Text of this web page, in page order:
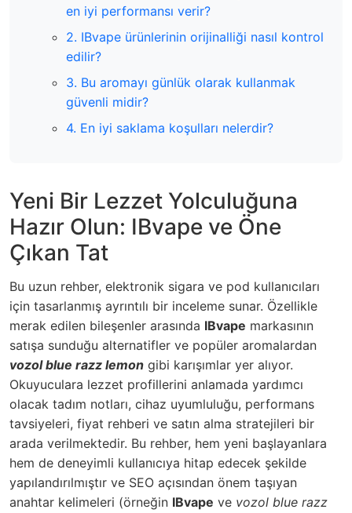
en iyi performansı verir?
2. IBvape ürünlerinin orijinalliği nasıl kontrol
edilir?
3. Bu aromayı günlük olarak kullanmak
güvenli midir?
4. En iyi saklama koşulları nelerdir?
Yeni Bir Lezzet Yolculuğuna
Hazır Olun: IBvape ve Öne
Çıkan Tat
Bu uzun rehber, elektronik sigara ve pod kullanıcıları
için tasarlanmış ayrıntılı bir inceleme sunar. Özellikle
merak edilen bileşenler arasında IBvape markasının
satışa sunduğu alternatifler ve popüler aromalardan
vozol blue razz lemon gibi karışımlar yer alıyor.
Okuyuculara lezzet profillerini anlamada yardımcı
olacak tadım notları, cihaz uyumluluğu, performans
tavsiyeleri, fiyat rehberi ve satın alma stratejileri bir
arada verilmektedir. Bu rehber, hem yeni başlayanlara
hem de deneyimli kullanıcıya hitap edecek şekilde
yapılandırılmıştır ve SEO açısından önem taşıyan
anahtar kelimeleri (örneğin IBvape ve vozol blue razz